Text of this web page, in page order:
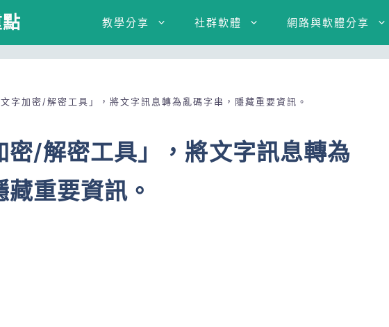
教學分享 社群軟體 網路與軟體分享
字加密/解密工具」，將文字訊息轉為亂碼字串，隱藏重要資訊。
密/解密工具」，將文字訊息轉為
重要資訊。